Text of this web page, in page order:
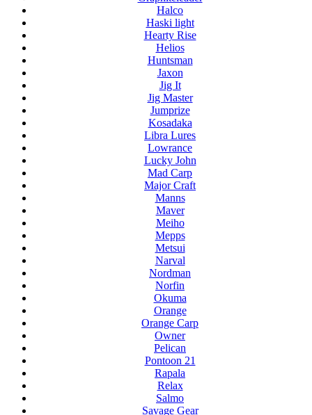
Halco
Haski light
Hearty Rise
Helios
Huntsman
Jaxon
Jig It
Jig Master
Jumprize
Kosadaka
Libra Lures
Lowrance
Lucky John
Mad Carp
Major Craft
Manns
Maver
Meiho
Mepps
Metsui
Narval
Nordman
Norfin
Okuma
Orange
Orange Carp
Owner
Pelican
Pontoon 21
Rapala
Relax
Salmo
Savage Gear